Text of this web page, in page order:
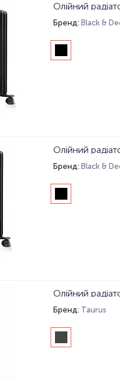
Олійний
Бренд: Black &
Олійний
Бренд: Black &
Олійний
Бренд: Taurus